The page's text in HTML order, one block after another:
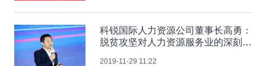
科锐国际人力资源公司董事长高勇：
脱贫攻坚对人力资源服务业的深刻影
2019-11-29 11:22